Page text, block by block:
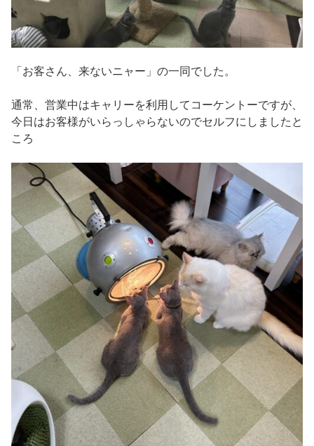
「お客さん、来ないニャー」の一同でした。
通常、営業中はキャリーを利用してコーケントーですが、
今日はお客様がいらっしゃらないのでセルフにしましたと
ころ